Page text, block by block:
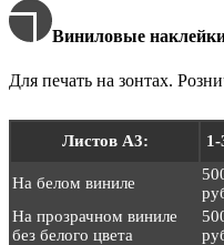
Виниловые
Для печать на зонтах.
Листов А3: 1-
На белом виниле
На прозрачном виниле
без белого цвета